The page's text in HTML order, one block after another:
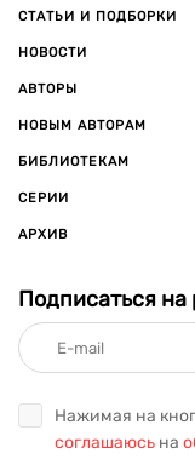
СТАТЬИ И ПОДБОРКИ
НОВОСТИ
АВТОРЫ
НОВЫМ АВТОРАМ
БИБЛИОТЕКАМ
СЕРИИ
АРХИВ
Подписаться на
Нажимая на
соглашаюсь на